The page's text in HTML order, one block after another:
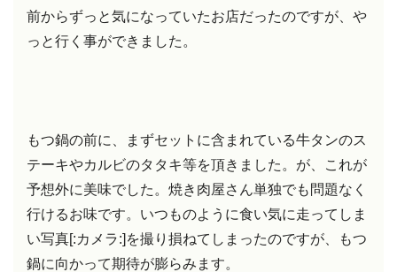
前からずっと気になっていたお店だったのですが、や
っと行く事ができました。
もつ鍋の前に、まずセットに含まれている牛タンのス
テーキやカルビのタタキ等を頂きました。が、これが
予想外に美味でした。焼き肉屋さん単独でも問題なく
行けるお味です。いつものように食い気に走ってしま
い写真[:カメラ:]を撮り損ねてしまったのですが、もつ
鍋に向かって期待が膨らみます。